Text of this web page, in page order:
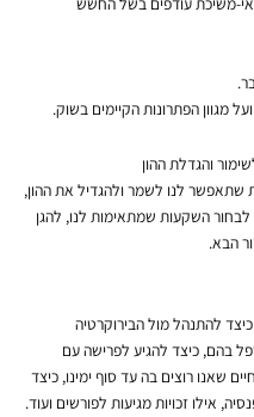
מגוון הפתרונות הקיימים בשוק.
והגדלת ההון
שתאפשר לנו לשמר ולהגדיל את ההון,
לבחור השקעות שמתאימות לנו, להגן
הבא.
להתנהל מול הבירוקרטיה
בהם, כיצד להגיע לפרישה עם
שאנו רוצים בה עד סוף ימינו, כיצד
אילו זכויות מגיעות לפורשים ועוד.